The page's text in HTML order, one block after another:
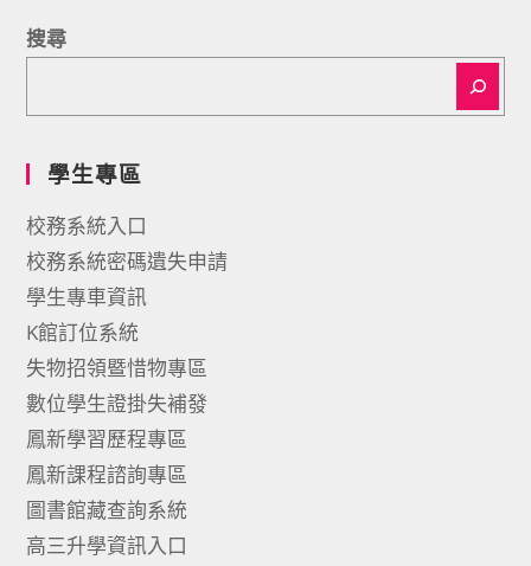
搜尋
學生專區
校務系統入口
校務系統密碼遺失申請
學生專車資訊
K館訂位系統
失物招領暨惜物專區
數位學生證掛失補發
鳳新學習歷程專區
鳳新課程諮詢專區
圖書館藏查詢系統
高三升學資訊入口